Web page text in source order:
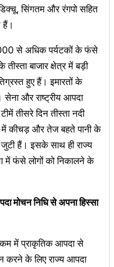
सिंगतम और रंगपो सहित
हैं।
से अधिक पर्यटकों के फंसे
बाजार क्षेत्र में बड़ी
हुए हैं। इमारतों के
सेना और राष्ट्रीय आपदा
तीसरे दिन तीस्ता नदी
में कीचड़ और तेज बहते पानी के
जुटी हैं। इसके साथ ही राज्य
में फंसे लोगों को निकालने के
मोचन निधि से अपना हिस्सा
में प्राकृतिक आपदा से
करने के लिए राज्य आपदा